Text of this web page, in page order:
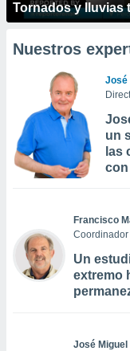
Tornados y lluvias
Nuestros
José
un
las
con
Francisco
Coordinador
Un
extremo
José Miguel